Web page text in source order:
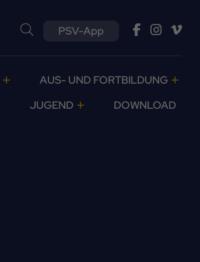
PSV-App
AUS- UND FORTBILDUNG
JUGEND DOWNLOAD